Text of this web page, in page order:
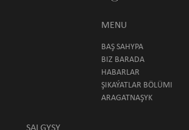
MENU
BAŞ SAHYPA
BIZ BARADA
HABARLAR
ŞIKAÝATLAR BÖLÜMI
ARAGATNAŞYK